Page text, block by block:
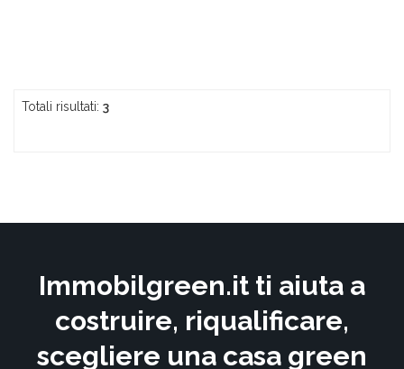
Totali risultati: 3
Immobilgreen.it ti aiuta a
costruire, riqualificare,
scegliere una casa green